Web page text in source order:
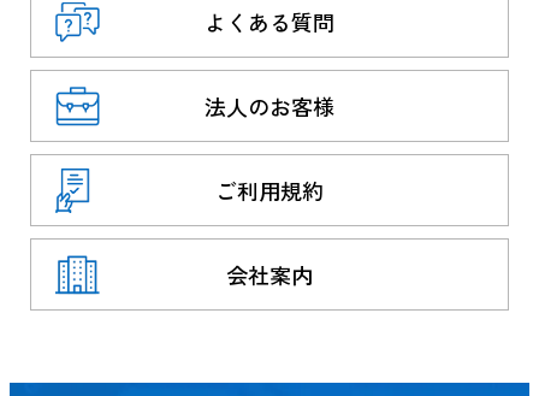
よくある質問
法人のお客様
ご利用規約
会社案内